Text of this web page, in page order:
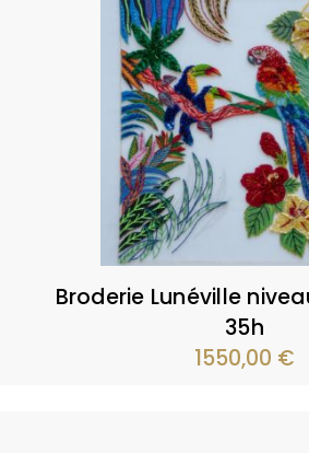
Broderie Lunéville
35h
1550,00 €